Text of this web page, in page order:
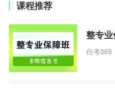
课程推荐
整专
自考365